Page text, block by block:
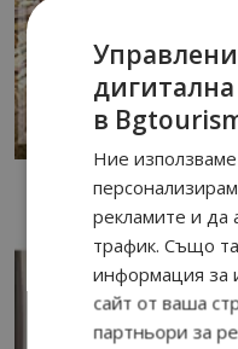
в
Ние
рекламите и да
трафик. Също
информация за
сайт от ваша
партньори за